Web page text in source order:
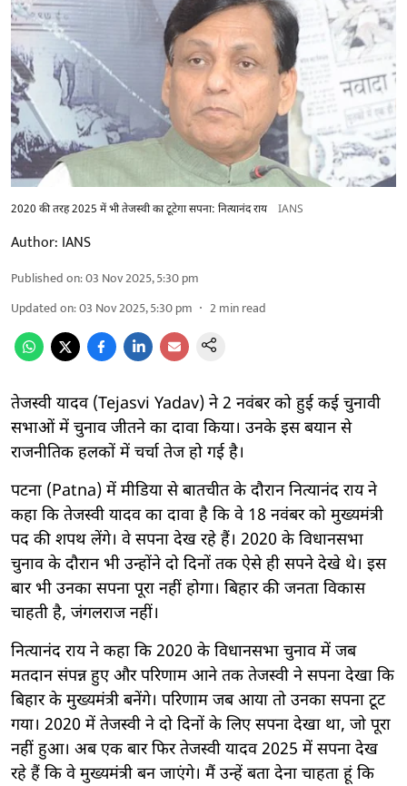
2020 की तरह 2025 में भी तेजस्वी का टूटेगा सपना: नित्यानंद राय IANS
Author: IANS
Published on:03 Nov 2025, 5:30 pm
Updated on:03 Nov 2025, 5:30 pm 2min read
तेजस्वी यादव (Tejasvi Yadav) ने 2 नवंबर को हुई कई चुनावी
सभाओं में चुनाव जीतने का दावा किया। उनके इस बयान से
राजनीतिक हलकों में चर्चा तेज हो गई है।
पटना (Patna) में मीडिया से बातचीत के दौरान नित्यानंद राय ने
कहा कि तेजस्वी यादव का दावा है कि वे 18 नवंबर को मुख्यमंत्री
पद की शपथ लेंगे। वे सपना देख रहे हैं। 2020 के विधानसभा
चुनाव के दौरान भी उन्होंने दो दिनों तक ऐसे ही सपने देखे थे। इस
बार भी उनका सपना पूरा नहीं होगा। बिहार की जनता विकास
चाहती है, जंगलराज नहीं।
नित्यानंद राय ने कहा कि 2020 के विधानसभा चुनाव में जब
मतदान संपन्न हुए और परिणाम आने तक तेजस्वी ने सपना देखा कि
बिहार के मुख्यमंत्री बनेंगे। परिणाम जब आया तो उनका सपना टूट
गया। 2020 में तेजस्वी ने दो दिनों के लिए सपना देखा था, जो पूरा
नहीं हुआ। अब एक बार फिर तेजस्वी यादव 2025 में सपना देख
रहे हैं कि वे मुख्यमंत्री बन जाएंगे। मैं उन्हें बता देना चाहता हूं कि